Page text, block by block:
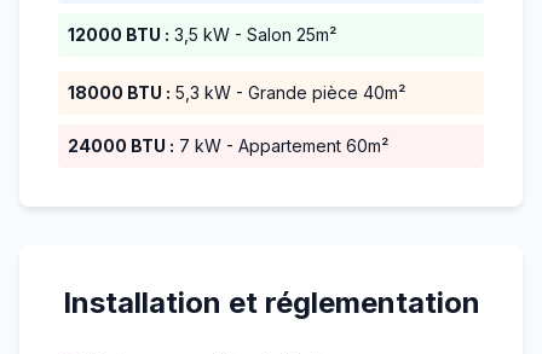
12000 BTU : 3,5 kW - Salon 25m²
18000 BTU : 5,3 kW - Grande pièce 40m²
24000 BTU : 7 kW - Appartement 60m²
Installation et réglementation